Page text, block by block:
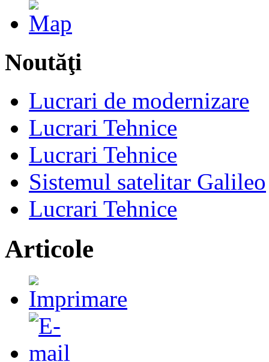
Noutăţi
Lucrari de modernizare
Lucrari Tehnice
Lucrari Tehnice
Sistemul satelitar Galileo
Lucrari Tehnice
Articole